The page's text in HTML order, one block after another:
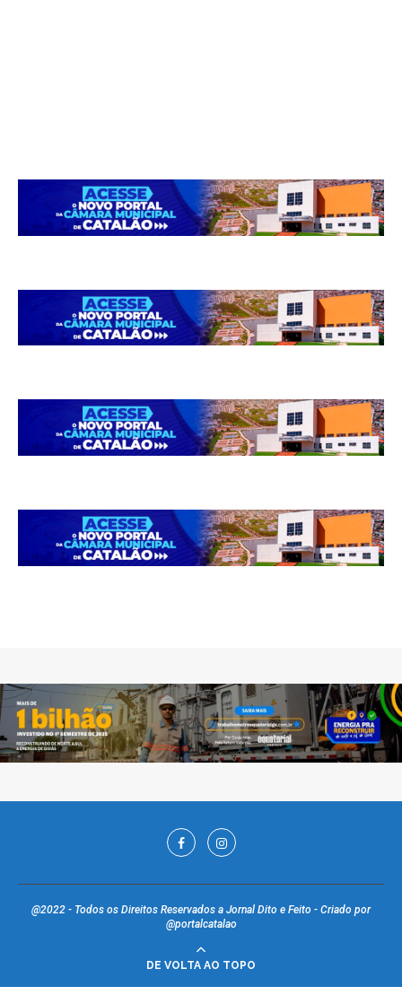
@2022 - Todos os Direitos Reservados a Jornal Dito e Feito - Criado por
@portalcatalao
DE VOLTA AO TOPO